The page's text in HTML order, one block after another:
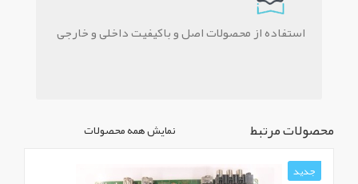
استفاده از محصولات اصل و باکیفیت داخلی و خارجی
نمایش همه محصولات محصولات مرتبط
جدید